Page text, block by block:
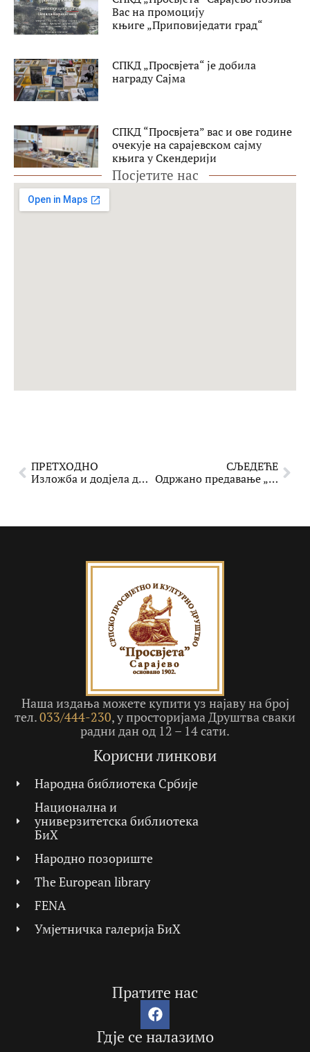
Вас на промоцију
књиге „Приповиједати град“
СПКД „Просвјета“ је добила
награду Сајма
СПКД “Просвјета” вас и ове године
очекује на сарајевском сајму
књига у Скендерији
Посјетите нас
ПРЕТХОДНО
Изложба и додјела диплома полазницима школе сликања „Линије Тијела“
СЉЕДЕЋЕ
Одржано предавање „Чаробне и чудесне биљке у нашем дому, врту и околини – како их препознати и уживати у њима“
Наша издања можете купити уз најаву на број
тел.033/444-230, у просторијама Друштва сваки
радни дан од 12 – 14 сати.
Корисни линкови
Народна библиотека Србије
Национална и
универзитетска библиотека
БиХ
Народно позориште
The European library
FENA
Умјетничка галерија БиХ
Пратите нас
Гдје се налазимо